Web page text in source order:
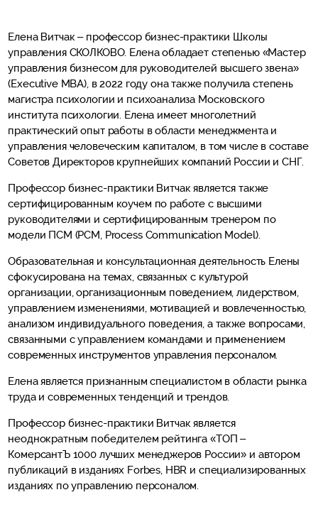
Елена Витчак – профессор бизнес-практики Школы
управления СКОЛКОВО. Елена обладает степенью «Мастер
управления бизнесом для руководителей высшего звена»
(Executive MBA), в 2022 году она также получила степень
магистра психологии и психоанализа Московского
института психологии. Елена имеет многолетний
практический опыт работы в области менеджмента и
управления человеческим капиталом, в том числе в составе
Советов Директоров крупнейших компаний России и СНГ.
Профессор бизнес-практики Витчак является также
сертифицированным коучем по работе с высшими
руководителями и сертифицированным тренером по
модели ПСМ (PCM, Process Communication Model).
Образовательная и консультационная деятельность Елены
сфокусирована на темах, связанных с культурой
организации, организационным поведением, лидерством,
управлением изменениями, мотивацией и вовлеченностью,
анализом индивидуального поведения, а также вопросами,
связанными с управлением командами и применением
современных инструментов управления персоналом.
Елена является признанным специалистом в области рынка
труда и современных тенденций и трендов.
Профессор бизнес-практики Витчак является
неоднократным победителем рейтинга «ТОП –
КомерсантЪ 1000 лучших менеджеров России» и автором
публикаций в изданиях Forbes, HBR и специализированных
изданиях по управлению персоналом.